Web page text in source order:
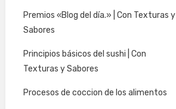
Premios «Blog del día.» | Con Texturas y
Sabores
Principios básicos del sushi | Con
Texturas y Sabores
Procesos de coccion de los alimentos